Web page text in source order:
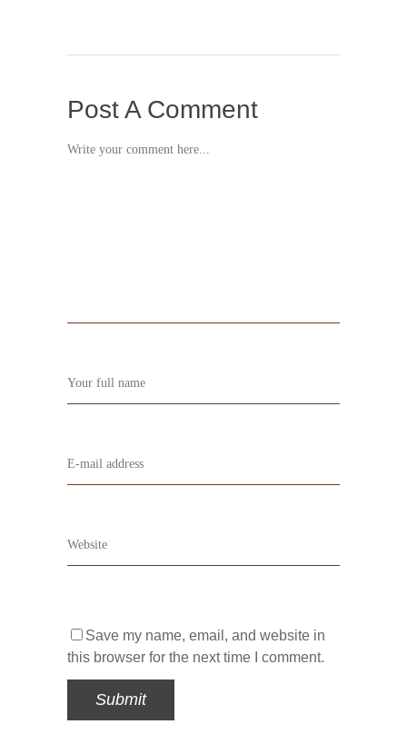
Post A Comment
Save my name, email, and website in
this browser for the next time I comment.